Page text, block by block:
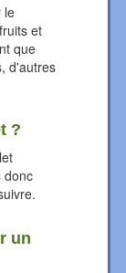
le
et
que
d'autres
?
donc
un